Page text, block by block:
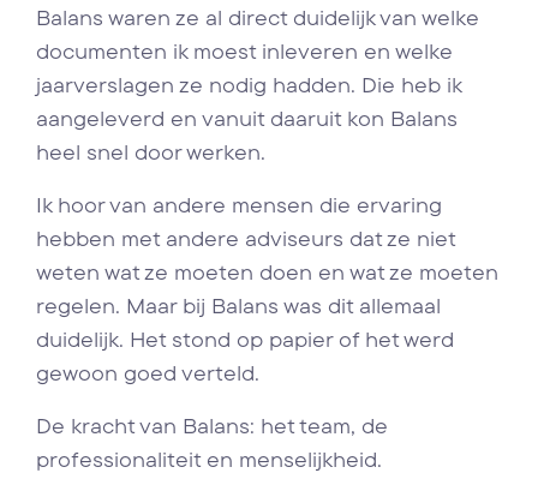
Balans waren ze al direct duidelijk van welke
documenten ik moest inleveren en welke
jaarverslagen ze nodig hadden. Die heb ik
aangeleverd en vanuit daaruit kon Balans
heel snel door werken.
Ik hoor van andere mensen die ervaring
hebben met andere adviseurs dat ze niet
weten wat ze moeten doen en wat ze moeten
regelen. Maar bij Balans was dit allemaal
duidelijk. Het stond op papier of het werd
gewoon goed verteld.
De kracht van Balans: het team, de
professionaliteit en menselijkheid.